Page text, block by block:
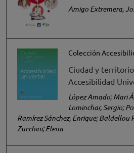
Amigo Extremera,
Colección
Ciudad y
Accesibilidad
López Amado; Mari
Lominchar, Sergio;
Ramírez Sánchez, Enrique; Baldellou
Zucchini; Elena